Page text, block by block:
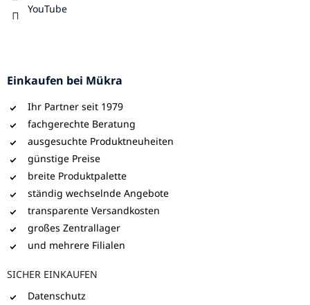
YouTube
Einkaufen bei Mükra
Ihr Partner seit 1979
fachgerechte Beratung
ausgesuchte Produktneuheiten
günstige Preise
breite Produktpalette
ständig wechselnde Angebote
transparente Versandkosten
großes Zentrallager
und mehrere Filialen
SICHER EINKAUFEN
Datenschutz